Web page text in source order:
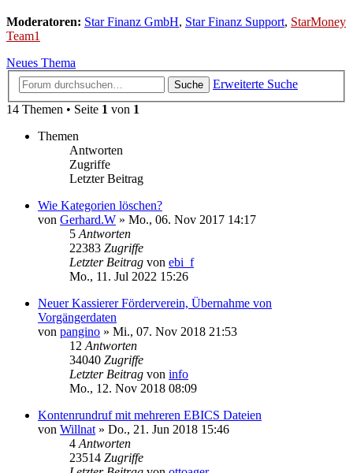
Moderatoren: Star Finanz GmbH, Star Finanz Support, StarMoney
Team1
Neues Thema
Suche
Erweiterte Suche
14 Themen • Seite 1 von 1
Themen
Antworten
Zugriffe
Letzter Beitrag
Wie Kategorien löschen?
von Gerhard.W » Mo., 06. Nov 2017 14:17
5 Antworten
22383 Zugriffe
Letzter Beitrag von ebi_f
Mo., 11. Jul 2022 15:26
Neuer Kassierer Förderverein, Übernahme von
Vorgängerdaten
von pangino » Mi., 07. Nov 2018 21:53
12 Antworten
34040 Zugriffe
Letzter Beitrag von info
Mo., 12. Nov 2018 08:09
Kontenrundruf mit mehreren EBICS Dateien
von Willnat » Do., 21. Jun 2018 15:46
4 Antworten
23514 Zugriffe